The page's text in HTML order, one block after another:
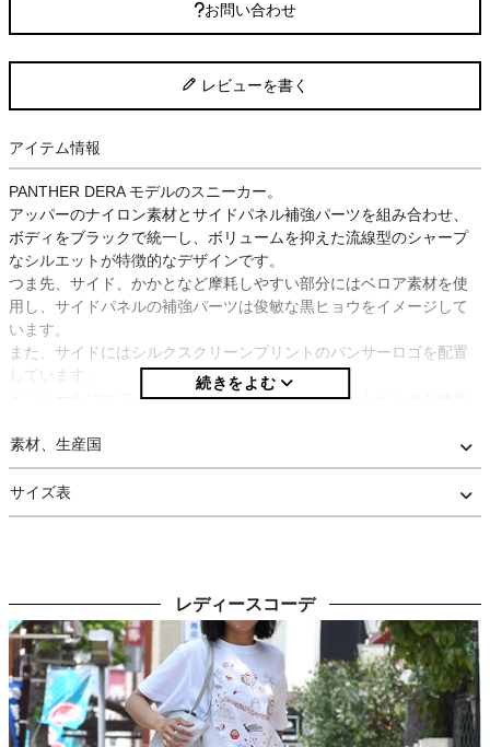
お問い合わせ
レビューを書く
アイテム情報
PANTHER DERA モデルのスニーカー。
アッパーのナイロン素材とサイドパネル補強パーツを組み合わせ、
ボディをブラックで統一し、ボリュームを抑えた流線型のシャープ
なシルエットが特徴的なデザインです。
つま先、サイド、かかとなど摩耗しやすい部分にはベロア素材を使
用し、サイドパネルの補強パーツは俊敏な黒ヒョウをイメージして
います。
また、サイドにはシルクスクリーンプリントのパンサーロゴを配置
しています。
インソールにはアメリカのオーソライト社製のフットベッドと薄底
オリジナルのアウトソールはグリップ性と屈曲性に優れ、水捌けを
よくするパターンを使用しています。
アウトソール中央の「世界長」のレトロロゴがポイントになってい
ます。
素材、生産国
サイズ表
レディースコーデ